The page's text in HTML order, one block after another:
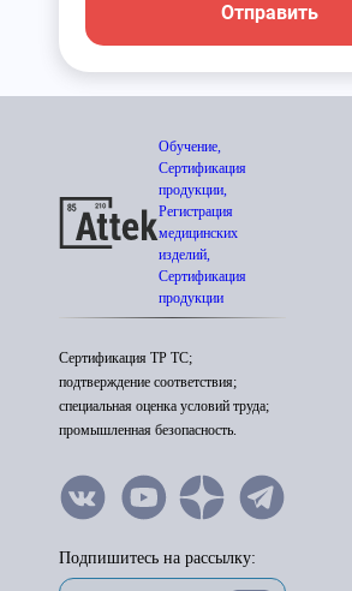
Отправить
Обучение,
Сертификация
продукции,
Регистрация
медицинских
изделий,
Сертификация
продукции
Сертификация ТР ТС;
подтверждение соответствия;
специальная оценка условий труда;
промышленная безопасность.
Подпишитесь на рассылку: